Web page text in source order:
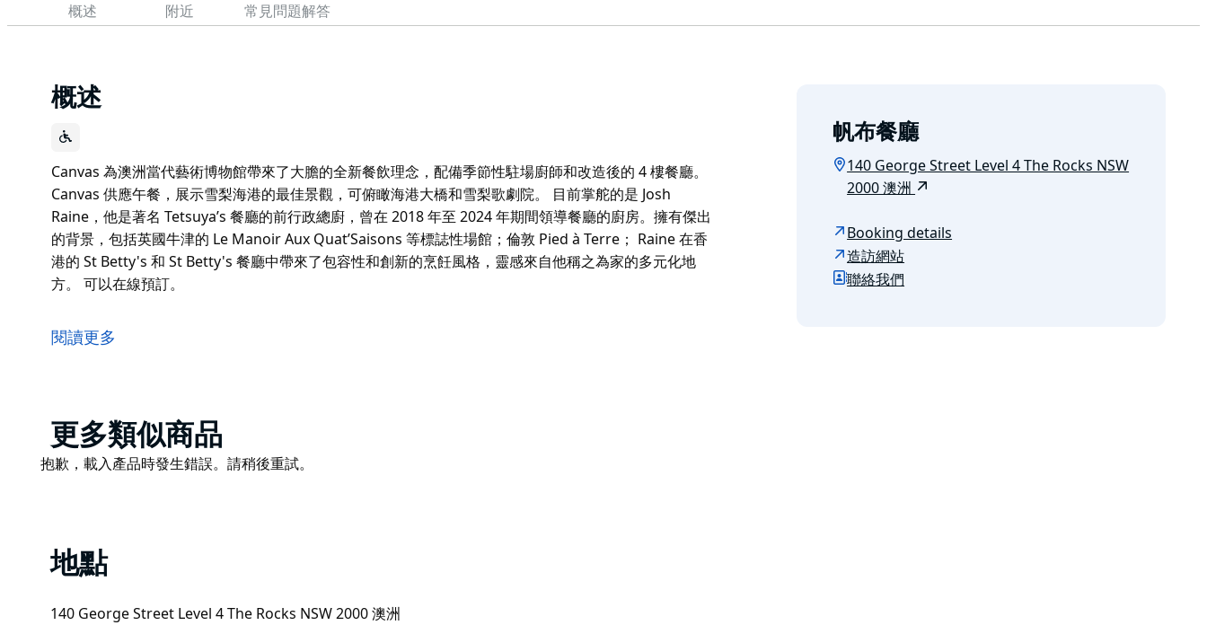
概述 附近 常見問題解答
概述
Canvas 為澳洲當代藝術博物館帶來了大膽的全新餐飲理念，配備季節性駐場廚師和改造後的 4 樓餐廳。
Canvas 供應午餐，展示雪梨海港的最佳景觀，可俯瞰海港大橋和雪梨歌劇院。 目前掌舵的是 Josh
Raine，他是著名 Tetsuya’s 餐廳的前行政總廚，曾在 2018 年至 2024 年期間領導餐廳的廚房。擁有傑出
的背景，包括英國牛津的 Le Manoir Aux Quat’Saisons 等標誌性場館；倫敦 Pied à Terre； Raine 在香
港的 St Betty's 和 St Betty's 餐廳中帶來了包容性和創新的烹飪風格，靈感來自他稱之為家的多元化地
方。 可以在線預訂。
Canvas 供應午餐，展示雪梨海港的最佳景觀，可俯瞰海港大橋和雪梨歌劇院。
之為家的多元化地方。
可以在線預訂。
閱讀更多
帆布餐廳
140 George Street Level 4 The Rocks NSW
2000 澳洲
Booking details
造訪網站
聯絡我們
Product
List
更多類似商品
Product
抱歉，載入產品時發生錯誤。請稍後重試。
地點
140 George Street Level 4 The Rocks NSW 2000 澳洲